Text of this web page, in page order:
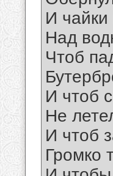
И чайки
Над
Чтоб
И чтоб
Не
И чтоб
Громко